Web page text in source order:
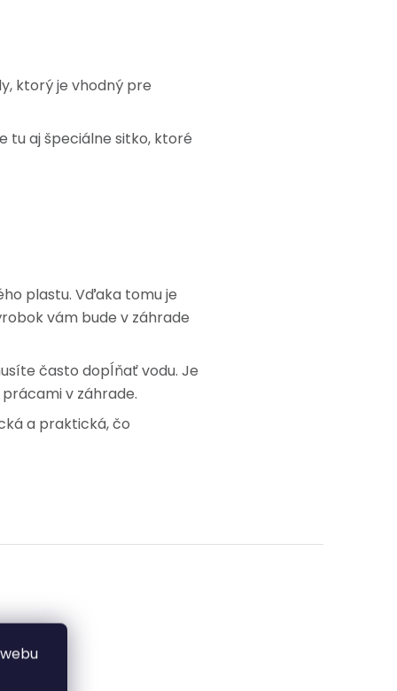
ktorý je vhodný pre
tu aj špeciálne sitko, ktoré
plastu. Vďaka tomu je
vám bude v záhrade
často dopĺňať vodu. Je
v záhrade.
a praktická, čo